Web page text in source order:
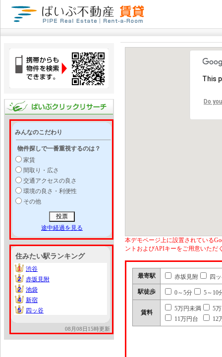
みんなのこだわり
物件探しで一番重視するのは？
家賃
間取り・広さ
交通アクセスの良さ
環境の良さ・利便性
その他
途中経過を見る
住みたい駅ランキング
1
1
渋谷
2
2
赤坂見附
2
2
池袋
4
4
新宿
5
5 四ッ谷
08月08日15時更新
This
Do
本デモページ上に設置されている
ントおよびAPIキーをご用意いただ
最寄駅 赤坂見附 四
駅徒歩 0～5分 5～10
賃料
5万円未満
5
11万円台
12